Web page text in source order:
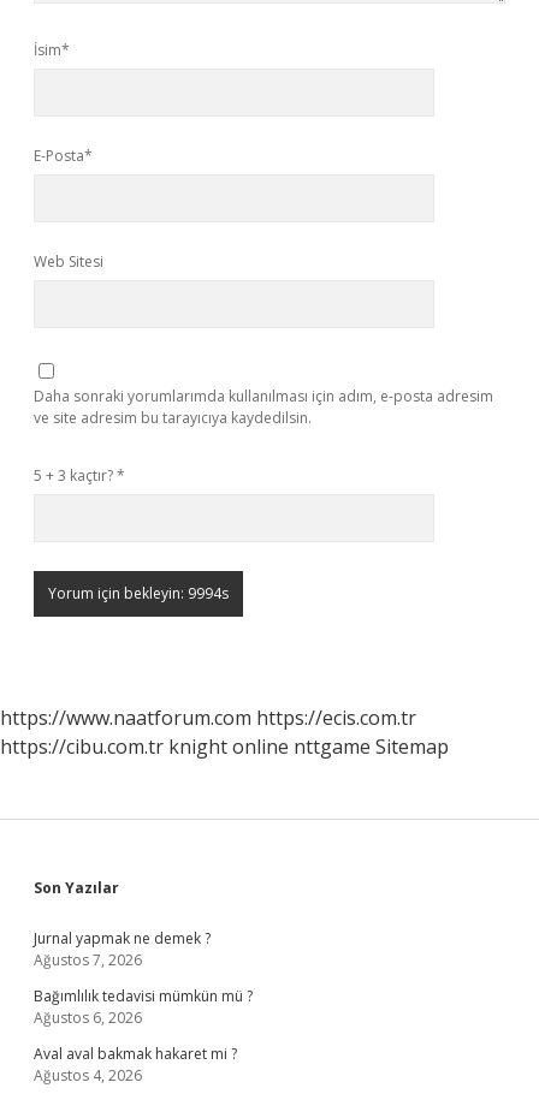
İsim*
E-Posta*
Web Sitesi
Daha sonraki yorumlarımda kullanılması için adım, e-posta adresim
ve site adresim bu tarayıcıya kaydedilsin.
5 + 3 kaçtır?*
https://www.naatforum.com https://ecis.com.tr
https://cibu.com.tr knight online nttgame Sitemap
Sidebar
Son Yazılar
Jurnal yapmak ne demek ?
Ağustos 7, 2026
Bağımlılık tedavisi mümkün mü ?
Ağustos 6, 2026
Aval aval bakmak hakaret mi ?
Ağustos 4, 2026